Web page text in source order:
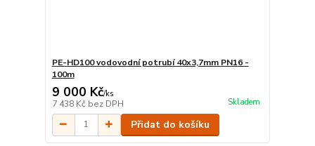
PE-HD100 vodovodní potrubí 40x3,7mm PN16 -
100m
9 000 Kč/ks
7 438 Kč bez DPH Skladem
Přidat do košíku